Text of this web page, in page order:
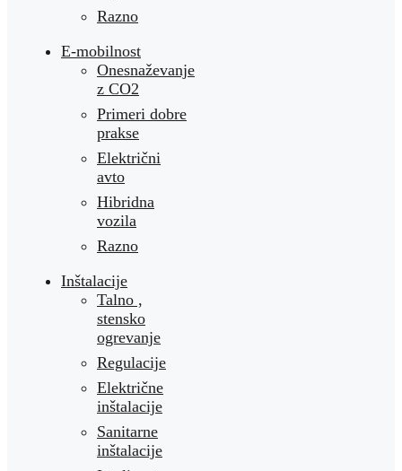
Razno
E-mobilnost
Onesnaževanje
z CO2
Primeri dobre
prakse
Električni
avto
Hibridna
vozila
Razno
Inštalacije
Talno ,
stensko
ogrevanje
Regulacije
Električne
inštalacije
Sanitarne
inštalacije